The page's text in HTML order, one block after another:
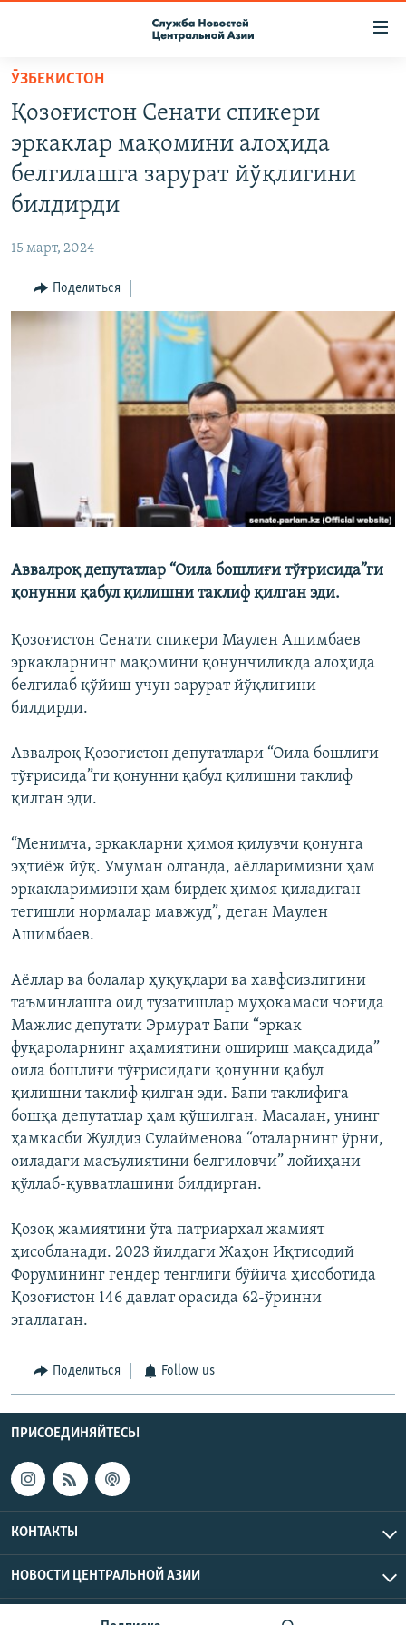
Вернуться
основному
содержанию
Вернутся
главной
Вернутся
поиску
ПОДПИСКА
КОНТАКТЫ
RFE/RL ДИРЕКТ
МИГРАНТ МЕДИА
ӮЗБЕКИСТОН
Қозоғистон Сенати спикери
эркаклар мақомини алоҳида
белгилашга зарурат йўқлигини
билдирди
15 март, 2024
Поделиться
Аввалроқ депутатлар “Оила бошлиғи тўғрисида”ги
қонунни қабул қилишни таклиф қилган эди.
Қозоғистон Сенати спикери Маулен Ашимбаев
эркакларнинг мақомини қонунчиликда алоҳида
белгилаб қўйиш учун зарурат йўқлигини
билдирди.
Аввалроқ Қозоғистон депутатлари “Оила бошлиғи
тўғрисида”ги қонунни қабул қилишни таклиф
қилган эди.
“Менимча, эркакларни ҳимоя қилувчи қонунга
эҳтиёж йўқ. Умуман олганда, аёлларимизни ҳам
эркакларимизни ҳам бирдек ҳимоя қиладиган
тегишли нормалар мавжуд”, деган Маулен
Ашимбаев.
Аёллар ва болалар ҳуқуқлари ва хавфсизлигини
таъминлашга оид тузатишлар муҳокамаси чоғида
Мажлис депутати Эрмурат Бапи “эркак
фуқароларнинг аҳамиятини ошириш мақсадида”
оила бошлиғи тўғрисидаги қонунни қабул
қилишни таклиф қилган эди. Бапи таклифига
бошқа депутатлар ҳам қўшилган. Масалан, унинг
ҳамкасби Жулдиз Сулайменова “оталарнинг ўрни,
оиладаги масъулиятини белгиловчи” лойиҳани
қўллаб-қувватлашини билдирган.
Қозоқ жамиятини ўта патриархал жамият
ҳисобланади. 2023 йилдаги Жаҳон Иқтисодий
Форумининг гендер тенглиги бўйича ҳисоботида
Қозоғистон 146 давлат орасида 62-ўринни
эгаллаган.
Поделиться Follow us
ПРИСОЕДИНЯЙТЕСЬ!
КОНТАКТЫ
НОВОСТИ ЦЕНТРАЛЬНОЙ АЗИИ